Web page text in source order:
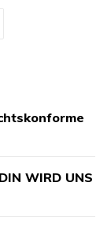
WIRD UNS